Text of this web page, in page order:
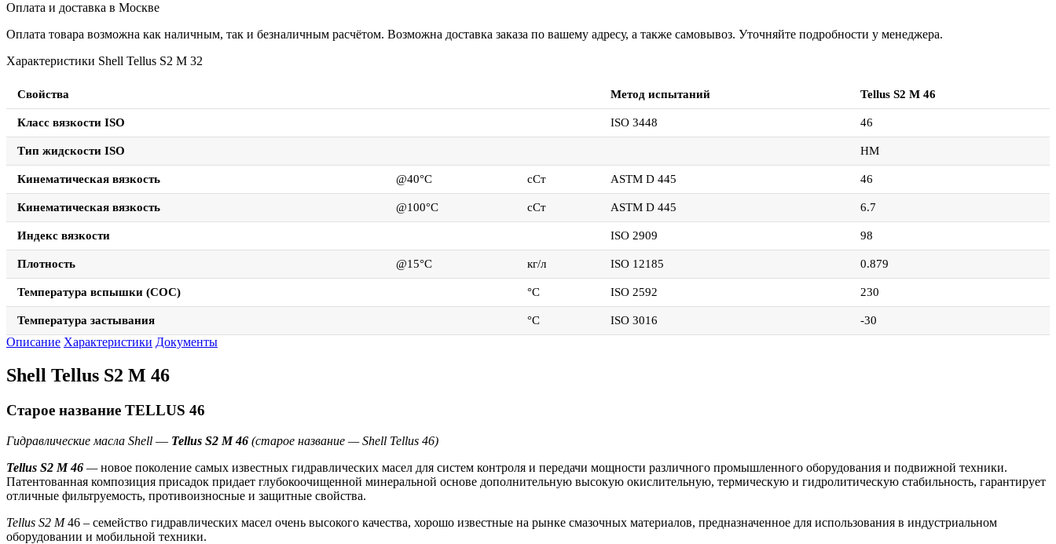
Оплата и доставка в Москве
Оплата товара возможна как наличным, так и безналичным расчётом. Возможна доставка заказа по вашему адресу, а также самовывоз. Уточняйте подробности у менеджера.
Характеристики Shell Tellus S2 M 32
Свойства Метод испытаний Tellus S2 M 46
Класс вязкости ISO ISO 3448 46
Тип жидскости ISO HM
Кинематическая вязкость @40°C сСт ASTM D 445 46
Кинематическая вязкость @100°C сСт ASTM D 445 6.7
Индекс вязкости ISO 2909 98
Плотность @15°C кг/л ISO 12185 0.879
Температура вспышки (СОС) °C ISO 2592 230
Температура застывания °C ISO 3016 -30
Описание Характеристики Документы
Shell Tellus S2 M 46
Старое название TELLUS 46
Гидравлические масла Shell — Tellus S2 M 46 (старое название — Shell Tellus 46)
Tellus S2 M 46 —новое поколение самых известных гидравлических масел для систем контроля и передачи мощности различного промышленного оборудования и подвижной техники.
Патентованная композиция присадок придает глубокоочищенной минеральной основе дополнительную высокую окислительную, термическую и гидролитическую стабильность, гарантирует
отличные фильтруемость, противоизносные и защитные свойства.
Tellus S2 M46 – семейство гидравлических масел очень высокого качества, хорошо известные на рынке смазочных материалов, предназначенное для использования в индустриальном
оборудовании и мобильной техники.